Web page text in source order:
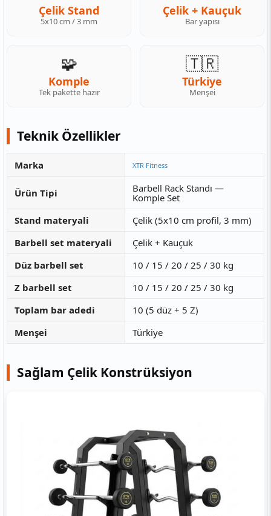
Çelik Stand
5x10 cm / 3 mm
Çelik + Kauçuk
Bar yapısı
🧩
Komple
Tek pakette hazır
🇹🇷
Türkiye
Menşei
Teknik Özellikler
Marka XTR Fitness
Ürün Tipi
Barbell Rack Standı —
Komple Set
Stand materyali
Çelik (5x10 cm profil, 3 mm)
Barbell set materyali
Çelik + Kauçuk
Düz barbell set
10 / 15 / 20 / 25 / 30 kg
Z barbell set
10 / 15 / 20 / 25 / 30 kg
Toplam bar adedi
10 (5 düz + 5 Z)
Menşei
Türkiye
Sağlam Çelik Konstrüksiyon